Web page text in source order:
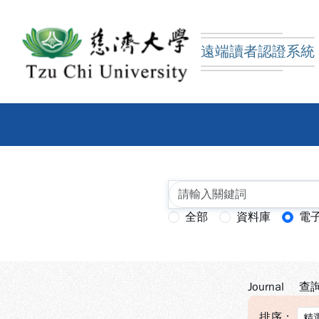
慈濟大學圖書館遠端讀
遠端讀者認證系統
查詢模式：
全部 資料庫 電
Journal 查